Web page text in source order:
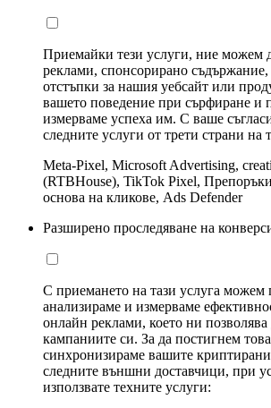
Приемайки тези услуги, ние можем
реклами, спонсорирано
отстъпки за нашия уебсайт или
вашето поведение при сърфиране и
измерваме успеха им. С ваше
следните услуги от трети страни на
Meta-Pixel, Microsoft Advertising,
(RTBHouse), TikTok Pixel,
основа на кликове, Ads Defender
Разширено проследяване на
С приемането на тази услуга можем
анализираме и измерваме
онлайн реклами, което ни
кампаниите си. За да постигнем
синхронизираме вашите
следните външни доставчици, при
използвате техните услуги: